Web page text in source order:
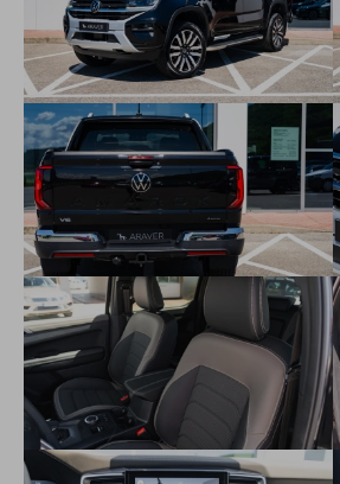
Lapače nečistôt vpredu a vzadu
Predné svetlomety "IQ. LIGHT Matrix
LED osvetlenie batožinového
Airbag vodiča a spolujazdca vrátane
Airbag spolujazdca s možnosťou
Bočné a hlavové airbagy vrátane
Parkovacie senzory vpredu a vzadu
Assist Plus" a monitorovania mŕtveho
Alert"
Area view
Systém "Post-Collision Braking
Dynamické automatické zapnutie
Online systém proti krádeži
Elektronická parkovacia brzda
Systém čítania dopravných značiek
Display"
Autonómny brzdiaci systém "Front